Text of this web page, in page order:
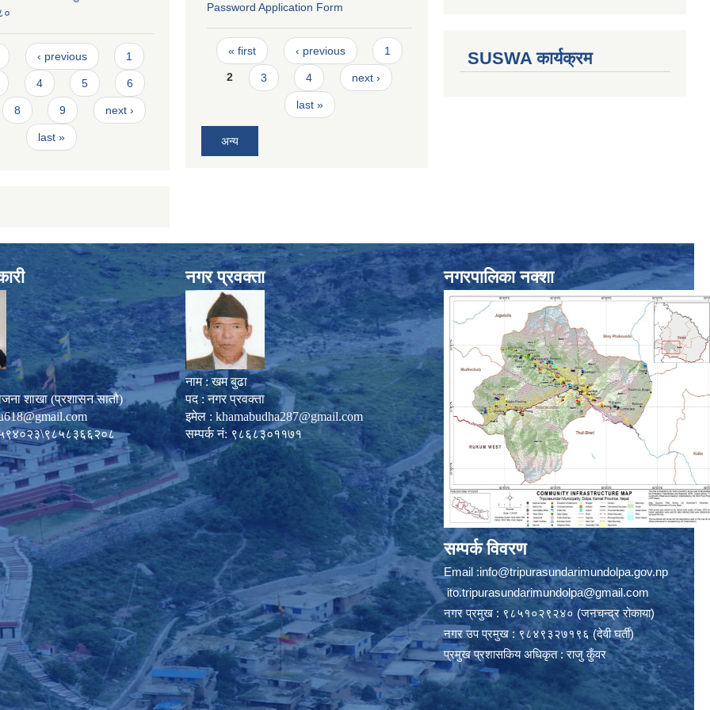
‹ previous 1
4 5 6
8 9 next ›
last »
Password Application Form
Pages
« first ‹ previous 1
2 3 4 next ›
last »
अन्य
SUSWA कार्यक्रम
शाखा (प्रशासन सातौ)
नगर प्रवक्ता
नाम : खम बुढा
पद : नगर प्रवक्ता
इमेल : khamabudha287@gmail.com
सम्पर्क नं: ९८६८३०११७१
नगरपालिका नक्शा
सम्पर्क विवरण
Email :info@tripurasundarimundolpa.gov.np
ito.tripurasundarimundolpa@gmail.com
नगर प्रमुख : ९८५१०२९२४० (जनचन्द्र रोकाया)
नगर उप प्रमुख : ९८४९३२७१९६ (देवी घर्ती)
प्रमुख प्रशासकिय अधिकृत : राजु कुँवर